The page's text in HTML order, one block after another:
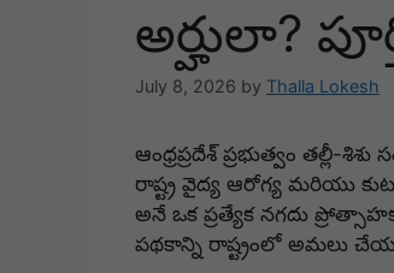
అర్హులా?
July 8, 2026 by Thalla Lokesh
ఆంధ్రప్రదేశ్ ప్రభుత్వం తల్లీ-
రాష్ట్ర వైద్య ఆరోగ్య మరియు
అనే ఒక ప్రత్యేక నగదు
పథకాన్ని రాష్ట్రంలో అమలు